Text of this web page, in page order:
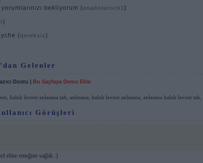
bekliyorum (anadolurock1 )
)
(qereksiz)
Gelenler
Dostu | Bu Sayfaya Demo Ekle
haluk levent anlasana tab anlasana haluk levent anlasana anlasana haluk levent tab
Görüşleri
eline emeğine sağlık :)